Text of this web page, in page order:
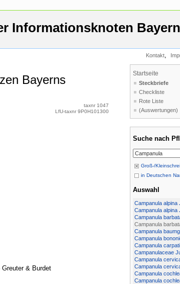
Informationsknoten Bayern
Kontakt,
Bayerns
taxnr 1047
LfU-taxnr 9P0H101300
& Burdet
Startseite
Steckbriefe
Checkliste
Rote Liste
(Auswertungen)
Suche nach
Groß-/
in Deutschen
Auswahl
Campanula alpina
Campanula alpina
Campanula
Campanula
Campanula
Campanula
Campanula
Campanulaceae
Campanula
Campanula
Campanula
Campanula